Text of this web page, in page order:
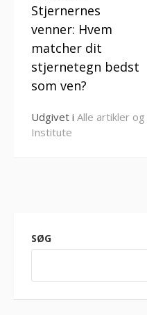
videre
Stjernernes
venner: Hvem
matcher dit
stjernetegn bedst
som ven?
Udgivet i Alle artikler og
Institute
SØG